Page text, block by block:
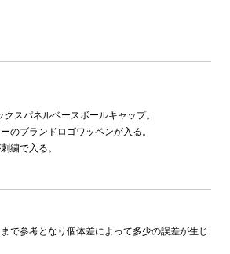
スパネルベースボールキャップ。
のブランドロゴワッペンが入る。
繍で入る。
で参考となり個体差によって多少の誤差が生じ